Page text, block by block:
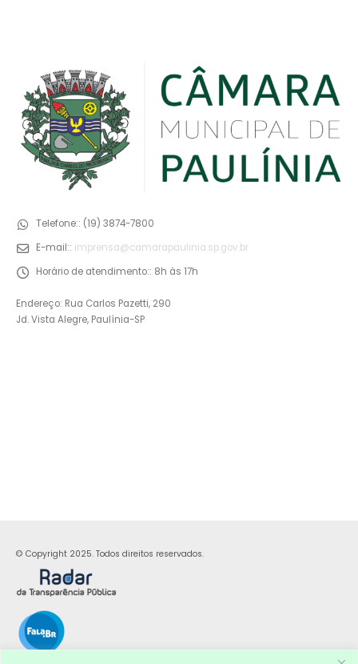
Telefone:: (19) 3874-7800
E-mail:: imprensa@camarapaulinia.sp.gov.br
Horário de atendimento:: 8h às 17h
Endereço: Rua Carlos Pazetti, 290
Jd. Vista Alegre, Paulínia-SP
© Copyright 2025. Todos direitos reservados.